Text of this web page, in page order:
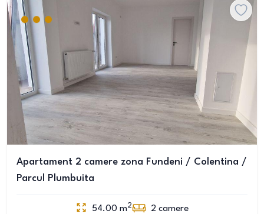
Apartament 2 camere zona Fundeni / Colentina /
Parcul Plumbuita
54.00 m2 2 camere